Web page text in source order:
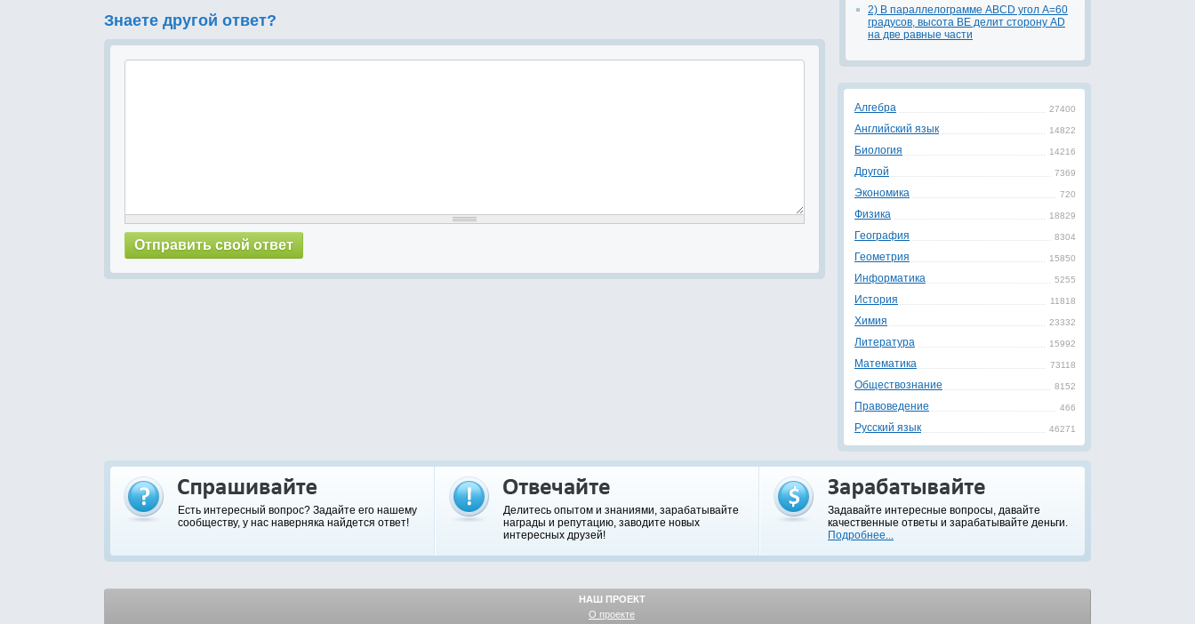
Знаете другой ответ?
2) В параллелограмме ABCD угол A=60
градусов, высота BE делит сторону AD
на две равные части
27400
Алгебра
14822
Английский язык
14216
Биология
7369
Другой
720
Экономика
18829
Физика
8304
География
15850
Геометрия
5255
Информатика
11818
История
23332
Химия
15992
Литература
73118
Математика
8152
Обществознание
466
Правоведение
46271
Русский язык
Есть интересный вопрос? Задайте его нашему
сообществу, у нас наверняка найдется ответ!
Делитесь опытом и знаниями, зарабатывайте
награды и репутацию, заводите новых
интересных друзей!
Задавайте интересные вопросы, давайте
качественные ответы и зарабатывайте деньги.
Подробнее...
НАШ ПРОЕКТ
О проекте